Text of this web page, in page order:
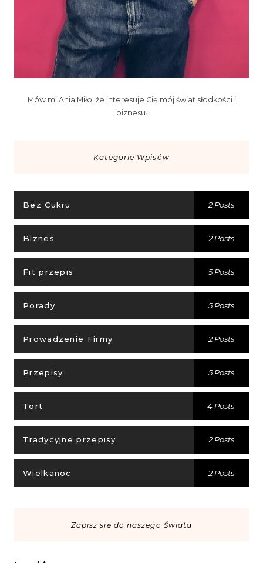
Mów mi Ania.Miło, że interesuje Cię mój świat słodkości i
biznesu.
Kategorie Wpisów
Bez Cukru 2 Posts
Biznes 2 Posts
Fit przepis 5 Posts
Porady 5 Posts
Prowadzenie Firmy 2 Posts
Przepisy 5 Posts
Tort 4 Posts
Tradycyjne przepisy 2 Posts
Wielkanoc 2 Posts
Zapisz się do naszego Świata